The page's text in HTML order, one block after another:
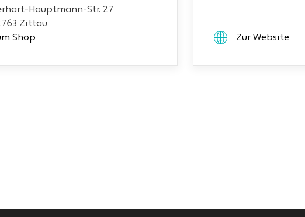
Hauptmann-Str. 27
Zittau
Shop
Zur Website